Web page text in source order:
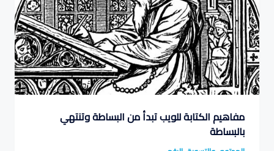
مفاهيم الكتابة للويب تبدأ من البساطة وتنتهي
بالبساطة